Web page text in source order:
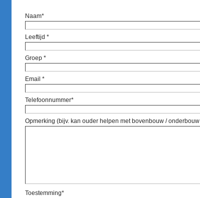
Naam*
Leeftijd *
Groep *
Email *
Telefoonnummer*
Opmerking (bijv. kan ouder helpen met bovenbouw /
Toestemming*